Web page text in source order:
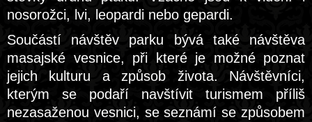
nosorožci, lvi, leopardi nebo gepardi.
Součástí návštěv parku bývá také návštěva
masajské vesnice, při které je možné poznat
jejich kulturu a způsob života. Návštěvníci,
kterým se podaří navštívit turismem příliš
nezasaženou vesnici, se seznámí se způsobem